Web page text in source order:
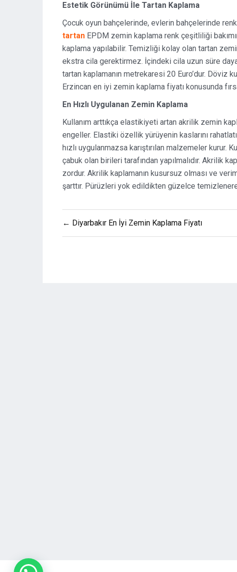
Estetik Görünümü İle Tartan Kaplama
Çocuk oyun bahçelerinde, evlerin bahçelerinde
tartan EPDM zemin kaplama renk çeşitliliği
kaplama yapılabilir. Temizliği kolay olan tartan
ekstra cila gerektirmez. İçindeki cila uzun süre
tartan kaplamanın metrekaresi 20 Euro’dur.
Erzincan en iyi zemin kaplama fiyatı konusunda
En Hızlı Uygulanan Zemin Kaplama
Kullanım arttıkça elastikiyeti artan akrilik zemin
engeller. Elastiki özellik yürüyenin kaslarını
hızlı uygulanmazsa karıştırılan malzemeler kurur.
çabuk olan birileri tarafından yapılmalıdır. Akrilik
zordur. Akrilik kaplamanın kusursuz olması ve
şarttır. Pürüzleri yok edildikten güzelce
Yazı
gezinmesi
← Diyarbakır En İyi Zemin Kaplama Fiyatı